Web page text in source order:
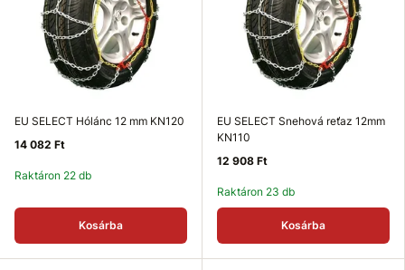
EU SELECT Hólánc 12 mm KN120
14 082 Ft
Raktáron 22 db
Kosárba
EU SELECT Snehová reťaz 12mm
KN110
12 908 Ft
Raktáron 23 db
Kosárba